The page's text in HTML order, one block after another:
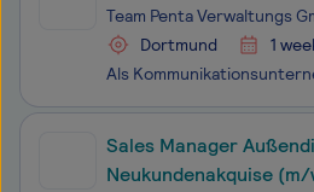
Team Penta Verwaltungs
Dortmund
1
Sales Manager
Neukundenakquise